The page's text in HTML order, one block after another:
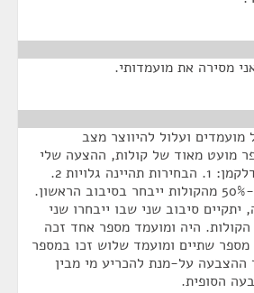
מסירה את מועמדותי.
ועלול להיווצר מצב
מועט מאוד של קולות, ההצעה שלי
להליך הבחירות היא כדלקמן: 1. הבחירות תהיינה גלויות 2.
המועמד שיקבל מעל ל-50% מהקולות ייבחר בסיבוב הראשון.
יתקיים סיבוב שני שבו ייבחרו שני
היה ומועמד מספר אחד זכה
מועמד מספר שתיים ומועמד שלוש זכו במספר
ההצבעה על-מנת להכריע מי מבין
הסופית.